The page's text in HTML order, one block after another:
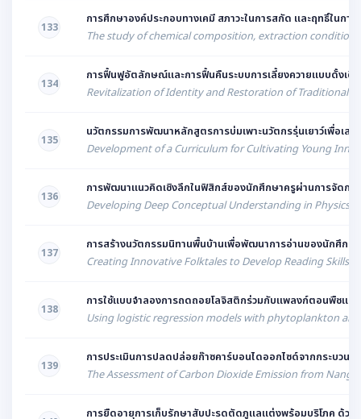
133
การศึกษาองค์ประกอบทางเคมี สภาวะในการสกัด และฤทธิ์ใ
The study of chemical composition, extraction
134
การฟื้นฟูอัตลักษณ์และการฟื้นคืนระบบการเลี้ยงควายแบบดั้งเดิ
Revitalization of Identity and Restoration of Traditional
135
นวัตกรรมการพัฒนาหลักสูตรการบ่มเพาะนวัตกรรุ่นเยาว์เพื่อเส
Development of a Curriculum for Cultivating Young
136
การพัฒนาแนวคิดเชิงลึกในฟิสิกส์ของนักศึกษาครูผ่านการจัดกา
Developing Deep Conceptual Understanding in Physics
137
การสร้างนวัตกรรมนิทานพื้นบ้านเพื่อพัฒนาการอ่านของนักศึกษา
Creating Innovative Folktales to Develop Reading Skills
138
การใช้แบบจำลองการถดถอยโลจิสติกร่วมกับแพลงก์ตอนพืชแล
Using logistic regression models with phytoplankton
139
การประเมินการปลดปล่อยก๊าซคาร์บอนไดออกไซด์จากกระบว
The Assessment of Carbon Dioxide Emission from
การยืดอายุการเก็บรักษาสับปะรดตัดภูแลแต่งพร้อมบริโภค ด้วยเ